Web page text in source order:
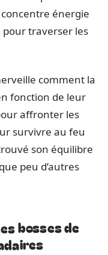
énergie
traverser les
comment la
fonction de leur
affronter les
survivre au feu
son équilibre
peu d’autres
bosses de